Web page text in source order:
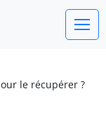
le récupérer ?